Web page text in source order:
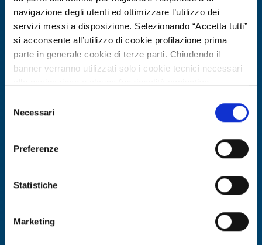
navigazione degli utenti ed ottimizzare l’utilizzo dei
servizi messi a disposizione. Selezionando “Accetta tutti”
si acconsente all’utilizzo di cookie profilazione prima
parte in generale cookie di terze parti. Chiudendo il
banner verranno utilizzati solo i cookie tecnici necessari
Per conoscere i dettagli, consulta la nostra cookie policy.
https://www.openinnovation.regione.lombardia.it/it/co
https://www.openinnovation.regione.lombardia.it/it/pr
delNecessari
Preferenze
Statistiche
Marketing
Startup tedesca offre adesivi
packaging